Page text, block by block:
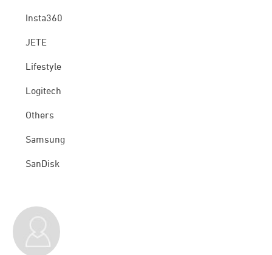
Insta360
JETE
Lifestyle
Logitech
Others
Samsung
SanDisk